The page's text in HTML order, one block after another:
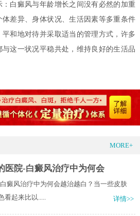
：白癜风与年龄增长之间没有必然的加重
差异、身体状况、生活因素等多重条件
和地对待并采取适当的管理方式，许多
这一状况平稳共处，维持良好的生活品
MORE+
医院-白癜风治疗中为何会
癜风治疗中为何会越治越白？当一些皮肤
看起来比以.....
详情>>